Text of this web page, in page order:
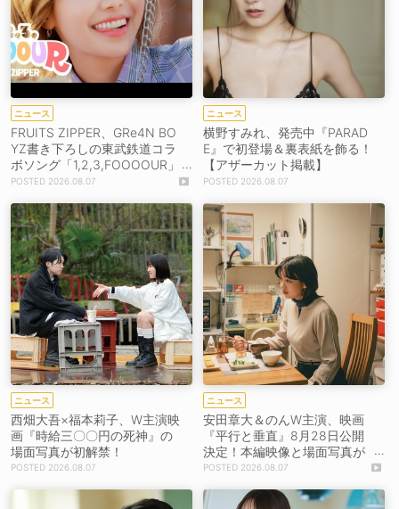
ニュース
FRUITS ZIPPER、GRe4N BO
YZ書き下ろしの東武鉄道コラ
ボソング「1,2,3,FOOOOUR」
をリリース＆MV公開！
2026.08.07
ニュース
横野すみれ、発売中『PARAD
E』で初登場＆裏表紙を飾る！
【アザーカット掲載】
2026.08.07
ニュース
西畑大吾×福本莉子、W主演映
画『時給三〇〇円の死神』の
場面写真が初解禁！
2026.08.07
ニュース
安田章大＆のんW主演、映画
『平行と垂直』8月28日公開
決定！本編映像と場面写真が
初解禁！2026.08.07